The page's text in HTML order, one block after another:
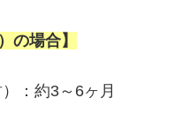
の場合】
：約3～6ヶ月